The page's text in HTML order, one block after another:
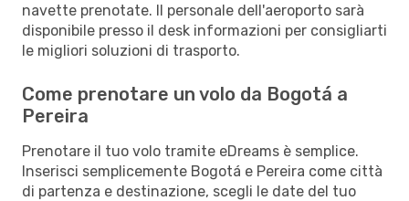
navette prenotate. Il personale dell'aeroporto sarà
disponibile presso il desk informazioni per consigliarti
le migliori soluzioni di trasporto.
Come prenotare un volo da Bogotá a
Pereira
Prenotare il tuo volo tramite eDreams è semplice.
Inserisci semplicemente Bogotá e Pereira come città
di partenza e destinazione, scegli le date del tuo